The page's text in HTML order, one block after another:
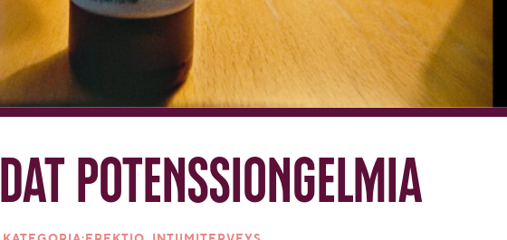
potenssiongelmia